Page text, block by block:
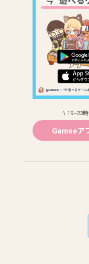
\ 19~23
Gameeア